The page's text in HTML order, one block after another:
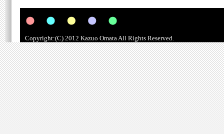
Copyright:(C) 2012 Kazuo Omata All Rights Reserved.